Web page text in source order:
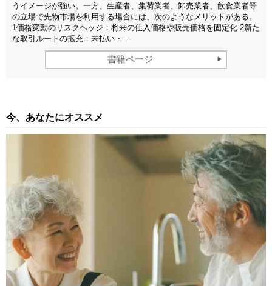
うイメージが強い。一方、生産者、集荷業者、卸売業者、飲食業者等
の立場で先物市場を利用する場合には、次のようなメリットがある。
1価格変動のリスクヘッジ：将来の仕入価格や販売価格を固定化 2新た
な取引ルートの拡充：未払い・…
書籍ページ
今、あなたにオススメ